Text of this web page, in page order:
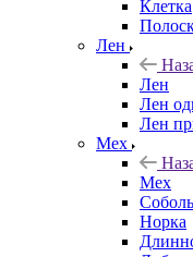
Клетка
Лен
Лен
Лен
Лен
Мех
Мех
Соболь
Норка